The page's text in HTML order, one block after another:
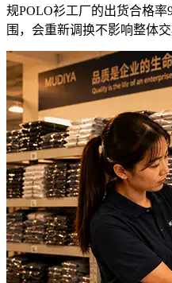
规POLO衫工厂的出货合格
围，会重新调换不影响整体交